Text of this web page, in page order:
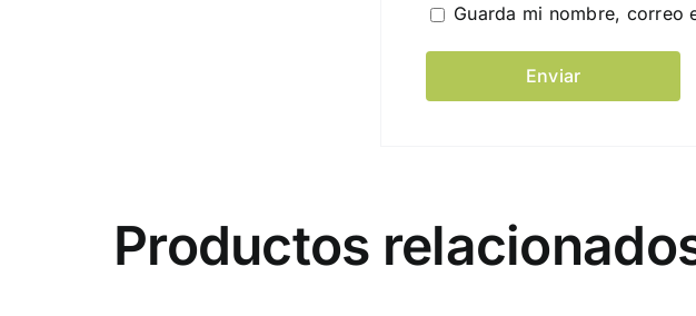
Guarda mi nombre, correo
Productos